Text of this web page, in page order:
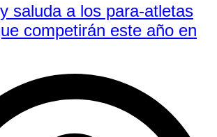
saluda a los para-atletas
competirán este año en